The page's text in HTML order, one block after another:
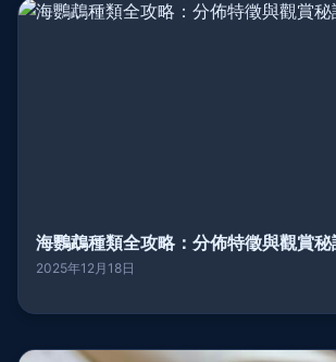
海鸚鵡種類全攻略：分佈特徵與觀賞秘
2025年12月18日